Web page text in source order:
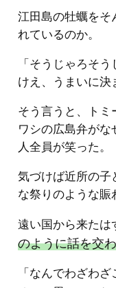
江田島の牡蠣をそ
れているのか。
「そうじゃろそ
けえ、うまいに決
そう言うと、トミ
ワシの広島弁がな
人全員が笑った。
気づけば近所の子
な祭りのような賑
遠い国から来たは
のように話を交
「なんでわざわ